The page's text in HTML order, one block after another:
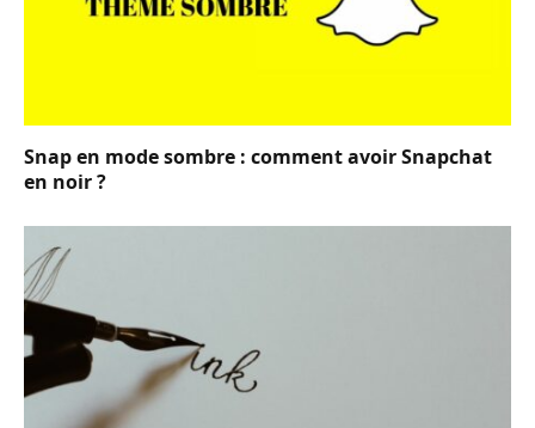
Snap en mode sombre : comment avoir Snapchat
en noir ?